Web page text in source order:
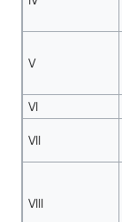
V
VI
VII
VIII